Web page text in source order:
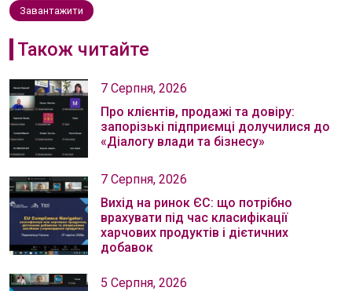
Завантажити
Також читайте
7 Серпня, 2026
Про клієнтів, продажі та довіру:
запорізькі підприємці долучилися до
«Діалогу влади та бізнесу»
7 Серпня, 2026
Вихід на ринок ЄС: що потрібно
врахувати під час класифікації
харчових продуктів і дієтичних
добавок
5 Серпня, 2026